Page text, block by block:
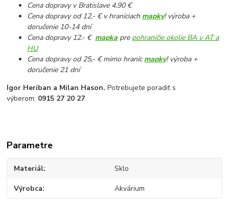
Cena dopravy v Bratislave 4.90 €
Cena dopravy od 12,- € v hraniciach mapky! výroba +
doručenie 10-14 dní
Cena dopravy 12.- € mapka pre pohraničie okolie BA v AT a
HU
Cena dopravy od 25,- € mimo hranícmapky! výroba +
doručenie 21 dní
Igor Heriban a Milan Hason.Potrebujete poradiť s
výberom: 0915 27 20 27
Parametre
Materiál Sklo
Výrobca Akvárium